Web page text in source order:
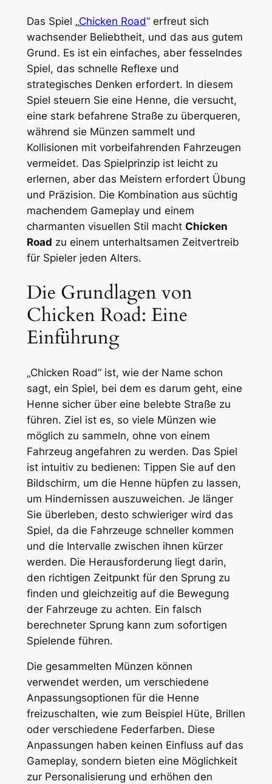
Das Spiel „Chicken Road“ erfreut sich
wachsender Beliebtheit, und das aus gutem
Grund. Es ist ein einfaches, aber fesselndes
Spiel, das schnelle Reflexe und
strategisches Denken erfordert. In diesem
Spiel steuern Sie eine Henne, die versucht,
eine stark befahrene Straße zu überqueren,
während sie Münzen sammelt und
Kollisionen mit vorbeifahrenden Fahrzeugen
vermeidet. Das Spielprinzip ist leicht zu
erlernen, aber das Meistern erfordert Übung
und Präzision. Die Kombination aus süchtig
machendem Gameplay und einem
charmanten visuellen Stil macht Chicken
Road zu einem unterhaltsamen Zeitvertreib
für Spieler jeden Alters.
Die Grundlagen von
Chicken Road: Eine
Einführung
„Chicken Road“ ist, wie der Name schon
sagt, ein Spiel, bei dem es darum geht, eine
Henne sicher über eine belebte Straße zu
führen. Ziel ist es, so viele Münzen wie
möglich zu sammeln, ohne von einem
Fahrzeug angefahren zu werden. Das Spiel
ist intuitiv zu bedienen: Tippen Sie auf den
Bildschirm, um die Henne hüpfen zu lassen,
um Hindernissen auszuweichen. Je länger
Sie überleben, desto schwieriger wird das
Spiel, da die Fahrzeuge schneller kommen
und die Intervalle zwischen ihnen kürzer
werden. Die Herausforderung liegt darin,
den richtigen Zeitpunkt für den Sprung zu
finden und gleichzeitig auf die Bewegung
der Fahrzeuge zu achten. Ein falsch
berechneter Sprung kann zum sofortigen
Spielende führen.
Die gesammelten Münzen können
verwendet werden, um verschiedene
Anpassungsoptionen für die Henne
freizuschalten, wie zum Beispiel Hüte, Brillen
oder verschiedene Federfarben. Diese
Anpassungen haben keinen Einfluss auf das
Gameplay, sondern bieten eine Möglichkeit
zur Personalisierung und erhöhen den